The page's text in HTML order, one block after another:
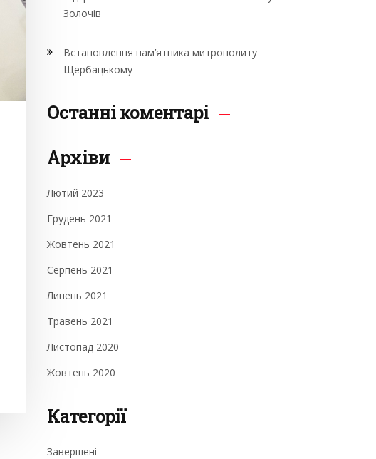
Золочів
Встановлення пам’ятника митрополиту
Щербацькому
Останні коментарі
Архіви
Лютий 2023
Грудень 2021
Жовтень 2021
Серпень 2021
Липень 2021
Травень 2021
Листопад 2020
Жовтень 2020
Категорії
Завершені